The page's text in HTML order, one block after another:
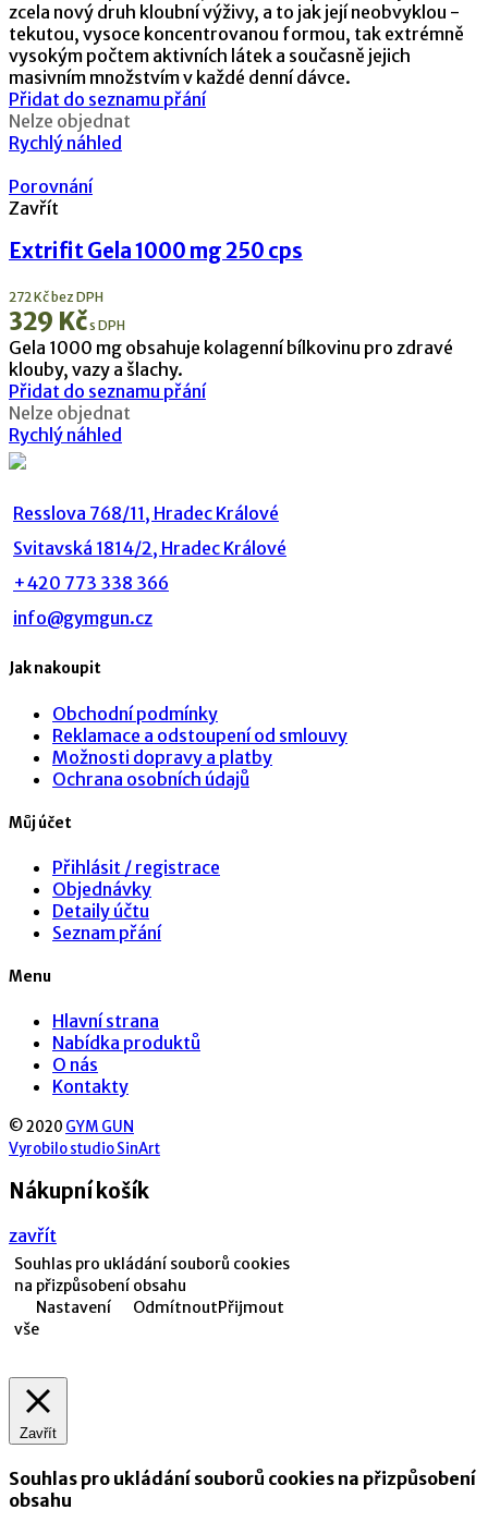
zcela nový druh kloubní výživy, a to jak její neobvyklou -
tekutou, vysoce koncentrovanou formou, tak extrémně
vysokým počtem aktivních látek a současně jejich
masivním množstvím v každé denní dávce.
Přidat do seznamu přání
Nelze objednat
Rychlý náhled
Porovnání
Zavřít
Extrifit Gela 1000 mg 250 cps
272Kčbez DPH
329 Kčs DPH
Gela 1000 mg obsahuje kolagenní bílkovinu pro zdravé
klouby, vazy a šlachy.
Přidat do seznamu přání
Nelze objednat
Rychlý náhled
Resslova 768/11, Hradec Králové
Svitavská 1814/2, Hradec Králové
+420 773 338 366
info@gymgun.cz
Jak nakoupit
Obchodní podmínky
Reklamace a odstoupení od smlouvy
Možnosti dopravy a platby
Ochrana osobních údajů
Můj účet
Přihlásit / registrace
Objednávky
Detaily účtu
Seznam přání
Menu
Hlavní strana
Nabídka produktů
O nás
Kontakty
© 2020 GYM GUN
Vyrobilo studio SinArt
Nákupní košík
zavřít
Souhlas pro ukládání souborů cookies
na přizpůsobení obsahu
Nastavení
OdmítnoutPřijmout
vše
Zavřít
Souhlas pro ukládání souborů cookies na přizpůsobení
obsahu